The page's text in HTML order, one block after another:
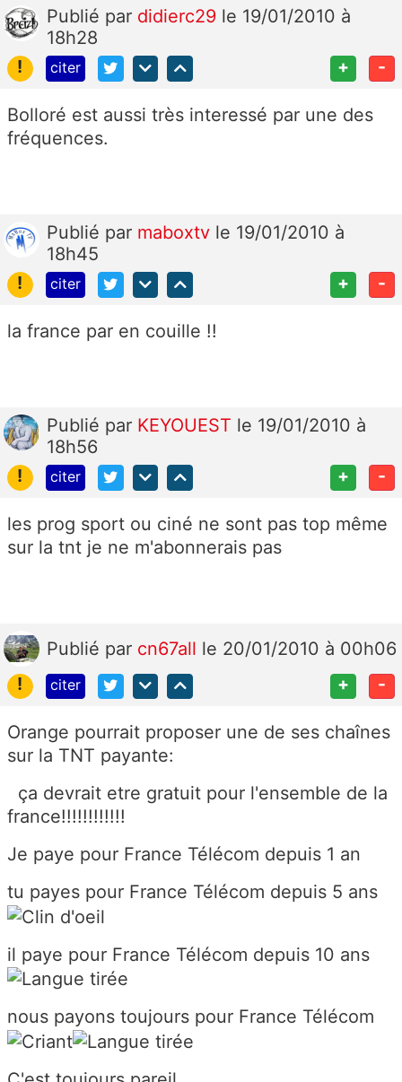
Publié par didierc29 le 19/01/2010 à
18h28
!
citer + -
Bolloré est aussi très interessé par une des
fréquences.
Publié par maboxtv le 19/01/2010 à
18h45
!
citer + -
la france par en couille !!
Publié par KEYOUEST le 19/01/2010 à
18h56
!
citer + -
les prog sport ou ciné ne sont pas top même
sur la tnt je ne m'abonnerais pas
Publié par cn67all le 20/01/2010 à 00h06
!
citer + -
Orange pourrait proposer une de ses chaînes
sur la TNT payante:
ça devrait etre gratuit pour l'ensemble de la
france!!!!!!!!!!!!
Je paye pour France Télécom depuis 1 an
tu payes pour France Télécom depuis 5 ans
il paye pour France Télécom depuis 10 ans
nous payons toujours pour France Télécom